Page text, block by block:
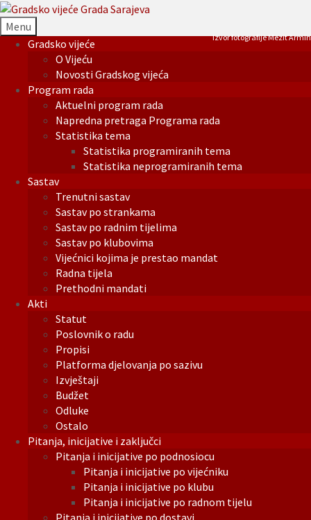
Menu
Gradsko vijeće
O Vijeću
Novosti Gradskog vijeća
Program rada
Aktuelni program rada
Napredna pretraga Programa rada
Statistika tema
Statistika programiranih tema
Statistika neprogramiranih tema
Sastav
Trenutni sastav
Sastav po strankama
Sastav po radnim tijelima
Sastav po klubovima
Vijećnici kojima je prestao mandat
Radna tijela
Prethodni mandati
Akti
Statut
Poslovnik o radu
Propisi
Platforma djelovanja po sazivu
Izvještaji
Budžet
Odluke
Ostalo
Pitanja, inicijative i zaključci
Pitanja i inicijative po podnosiocu
Pitanja i inicijative po vijećniku
Pitanja i inicijative po klubu
Pitanja i inicijative po radnom tijelu
Izvor fotografije Mezit Armin